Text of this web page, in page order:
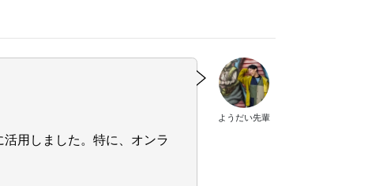
ようだい先輩
用しました。特に、オンラ